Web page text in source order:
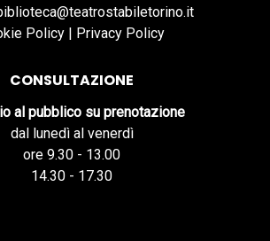
Policy | Privacy Policy
CONSULTAZIONE
al pubblico su prenotazione
dal lunedì al venerdì
ore 9.30 - 13.00
14.30 - 17.30